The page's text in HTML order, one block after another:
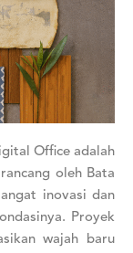
Office adalah
oleh Bata
inovasi dan
Proyek
wajah baru